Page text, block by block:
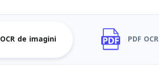
OCR de imagini PDF OCR